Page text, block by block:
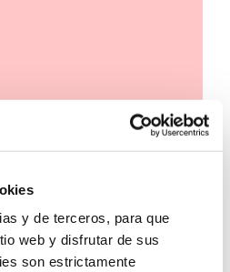
y de terceros, para que
web y disfrutar de sus
son estrictamente